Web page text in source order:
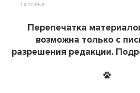
ГІСТОРЫЯ
Перепечатка
возможна только с
разрешения редакции.